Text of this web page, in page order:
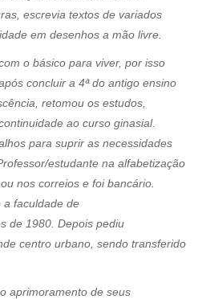
escrevia textos de variados
em desenhos a mão livre.
o básico para viver, por isso
concluir a 4ª do antigo ensino
retomou os estudos,
ao curso ginasial.
para suprir as necessidades
estudante na alfabetização
nos correios e foi bancário.
a faculdade de
de 1980. Depois pediu
centro urbano, sendo transferido
aprimoramento de seus